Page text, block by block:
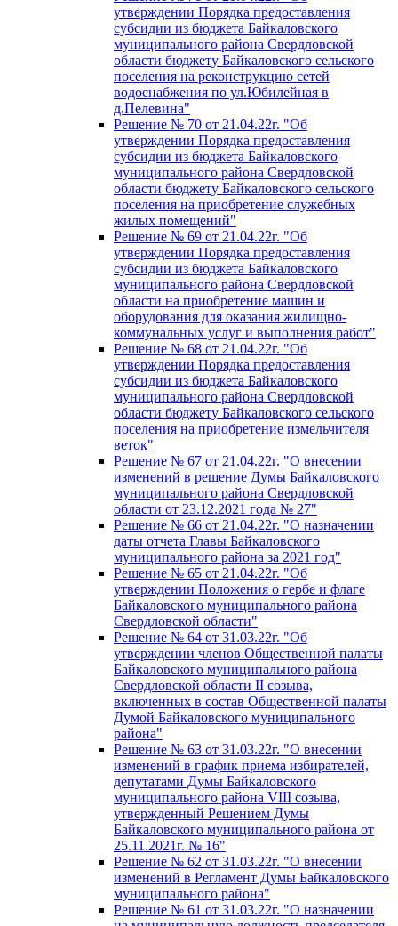
утверждении Порядка предоставления
субсидии из бюджета Байкаловского
муниципального района Свердловской
области бюджету Байкаловского сельского
поселения на реконструкцию сетей
водоснабжения по ул.Юбилейная в
д.Пелевина"
Решение № 70 от 21.04.22г. "Об
утверждении Порядка предоставления
субсидии из бюджета Байкаловского
муниципального района Свердловской
области бюджету Байкаловского сельского
поселения на приобретение служебных
жилых помещений"
Решение № 69 от 21.04.22г. "Об
утверждении Порядка предоставления
субсидии из бюджета Байкаловского
муниципального района Свердловской
области на приобретение машин и
оборудования для оказания жилищно-
коммунальных услуг и выполнения работ"
Решение № 68 от 21.04.22г. "Об
утверждении Порядка предоставления
субсидии из бюджета Байкаловского
муниципального района Свердловской
области бюджету Байкаловского сельского
поселения на приобретение измельчителя
веток"
Решение № 67 от 21.04.22г. "О внесении
изменений в решение Думы Байкаловского
муниципального района Свердловской
области от 23.12.2021 года № 27"
Решение № 66 от 21.04.22г. "О назначении
даты отчета Главы Байкаловского
муниципального района за 2021 год"
Решение № 65 от 21.04.22г. "Об
утверждении Положения о гербе и флаге
Байкаловского муниципального района
Свердловской области"
Решение № 64 от 31.03.22г. "Об
утверждении членов Общественной палаты
Байкаловского муниципального района
Свердловской области II созыва,
включенных в состав Общественной палаты
Думой Байкаловского муниципального
района"
Решение № 63 от 31.03.22г. "О внесении
изменений в график приема избирателей,
депутатами Думы Байкаловского
муниципального района VIII созыва,
утвержденный Решением Думы
Байкаловского муниципального района от
25.11.2021г. № 16"
Решение № 62 от 31.03.22г. "О внесении
изменений в Регламент Думы Байкаловского
муниципального района"
Решение № 61 от 31.03.22г. "О назначении